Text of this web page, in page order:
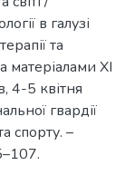
в галузі
та
матеріалами ХІ
4-5 квітня
гвардії
спорту. –